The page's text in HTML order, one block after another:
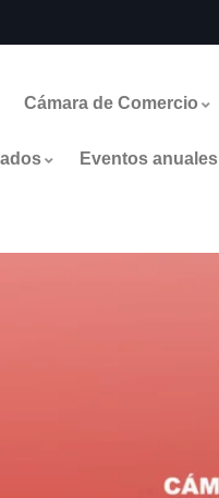
Cámara de Comercio
Eventos anuales